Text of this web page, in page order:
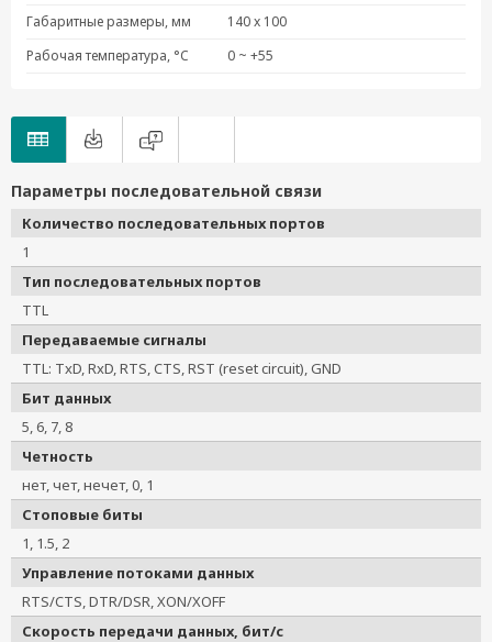
Габаритные размеры, мм
140 x 100
Рабочая температура, °C
0 ~ +55
Параметры последовательной связи
Количество последовательных портов
1
Тип последовательных портов
TTL
Передаваемые сигналы
TTL: TxD, RxD, RTS, CTS, RST (reset circuit), GND
Бит данных
5, 6, 7, 8
Четность
нет, чет, нечет, 0, 1
Стоповые биты
1, 1.5, 2
Управление потоками данных
RTS/CTS, DTR/DSR, XON/XOFF
Скорость передачи данных, бит/с